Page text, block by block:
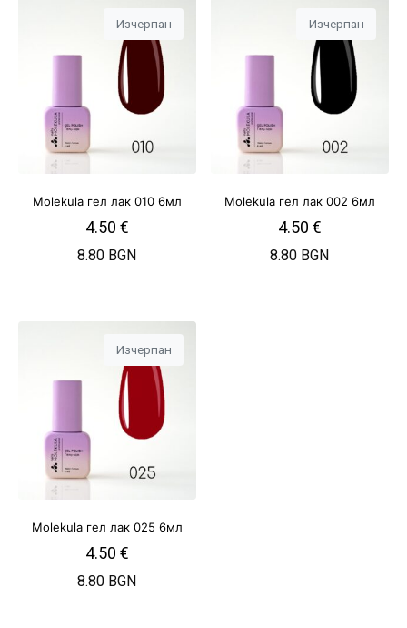
Изчерпан
Molekula гел лак 010 6мл
4.50 €
8.80 BGN
Изчерпан
Molekula гел лак 002 6мл
4.50€
8.80 BGN
Изчерпан
Molekula гел лак 025 6мл
4.50 €
8.80 BGN